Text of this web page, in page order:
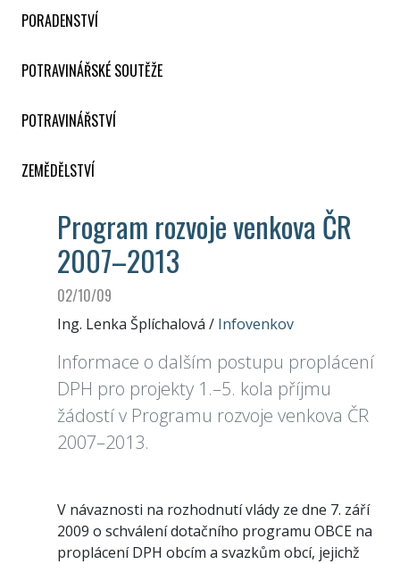
PORADENSTVÍ
POTRAVINÁŘSKÉ SOUTĚŽE
POTRAVINÁŘSTVÍ
ZEMĚDĚLSTVÍ
Program rozvoje venkova ČR
2007–2013
02/10/09
Ing. Lenka Šplíchalová / Infovenkov
Informace o dalším postupu proplácení
DPH pro projekty 1.–5. kola příjmu
žádostí v Programu rozvoje venkova ČR
2007–2013.
V návaznosti na rozhodnutí vlády ze dne 7. září
2009 o schválení dotačního programu OBCE na
proplácení DPH obcím a svazkům obcí, jejichž